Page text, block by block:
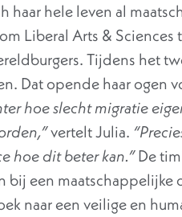
haar hele leven al
Liberal Arts &
Tijdens het
Dat opende haar ogen
hoe slecht migratie
vertelt Julia.
hoe dit beter kan.”De
bij een maatschappelijke
naar een veilige en